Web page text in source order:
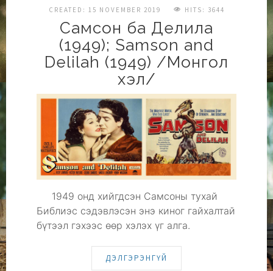
CREATED: 15 NOVEMBER 2019 HITS: 3644
Самсон ба Делила
(1949); Samson and
Delilah (1949) /Монгол
хэл/
1949 онд хийгдсэн Самсоны тухай
Библиэс сэдэвлэсэн энэ киног гайхалтай
бүтээл гэхээс өөр хэлэх үг алга.
ДЭЛГЭРЭНГҮЙ